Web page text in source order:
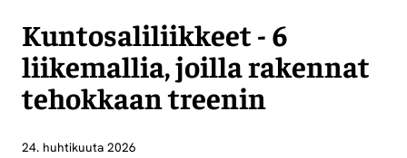
Kuntosaliliikkeet - 6
liikemallia, joilla rakennat
tehokkaan treenin
24. huhtikuuta 2026